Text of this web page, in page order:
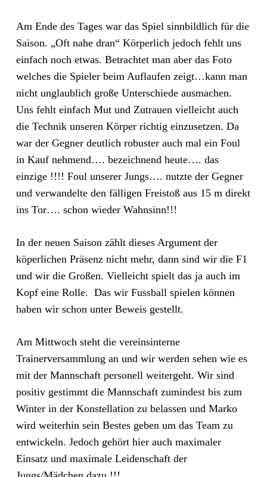
Am Ende des Tages war das Spiel sinnbildlich für die
Saison. „Oft nahe dran“ Körperlich jedoch fehlt uns
einfach noch etwas. Betrachtet man aber das Foto
welches die Spieler beim Auflaufen zeigt…kann man
nicht unglaublich große Unterschiede ausmachen.
Uns fehlt einfach Mut und Zutrauen vielleicht auch
die Technik unseren Körper richtig einzusetzen. Da
war der Gegner deutlich robuster auch mal ein Foul
in Kauf nehmend…. bezeichnend heute…. das
einzige !!!! Foul unserer Jungs…. nutzte der Gegner
und verwandelte den fälligen Freistoß aus 15 m direkt
ins Tor…. schon wieder Wahnsinn!!!
In der neuen Saison zählt dieses Argument der
köperlichen Präsenz nicht mehr, dann sind wir die F1
und wir die Großen. Vielleicht spielt das ja auch im
Kopf eine Rolle. Das wir Fussball spielen können
haben wir schon unter Beweis gestellt.
Am Mittwoch steht die vereinsinterne
Trainerversammlung an und wir werden sehen wie es
mit der Mannschaft personell weitergeht. Wir sind
positiv gestimmt die Mannschaft zumindest bis zum
Winter in der Konstellation zu belassen und Marko
wird weiterhin sein Bestes geben um das Team zu
entwickeln. Jedoch gehört hier auch maximaler
Einsatz und maximale Leidenschaft der